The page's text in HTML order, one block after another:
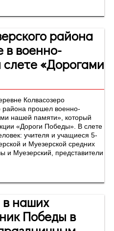
района
в военно-
«Дорогами
Колвасозеро
района прошел военно-
нашей памяти», который
«Дороги Победы». В слете
и Муезерской средних
и Муезерский, представители
наших
Победы в